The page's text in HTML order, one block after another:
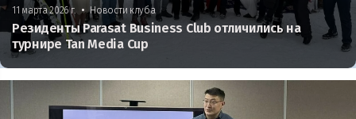
11 марта 2026 г. • Новости клуба
Резиденты Parasat Business Club отличились на
турнире Tan Media Cup